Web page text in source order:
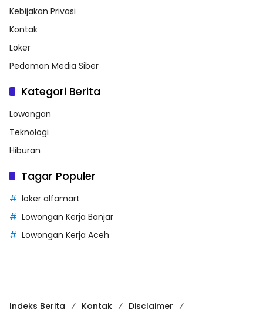
Kebijakan Privasi
Kontak
Loker
Pedoman Media Siber
Kategori Berita
Lowongan
Teknologi
Hiburan
Tagar Populer
loker alfamart
Lowongan Kerja Banjar
Lowongan Kerja Aceh
Indeks Berita Kontak Disclaimer